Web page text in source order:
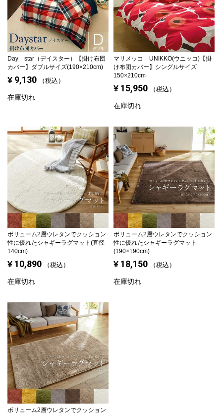
Day star（デイスター）【掛け布団
カバー】ダブルサイズ(190×210cm)
¥ 9,130 税込
在庫切れ
マリメッコ UNIKKO(ウニッコ)【掛
け布団カバー】シングルサイズ
150×210cm
¥ 15,950 税込
在庫切れ
ボリューム2層ウレタンでクッション
性に優れたシャギーラグマット(直径
140cm)
¥ 10,890 税込
在庫切れ
ボリューム2層ウレタンでクッション
性に優れたシャギーラグマット
(190×190cm)
¥ 18,150 税込
在庫切れ
ボリューム2層ウレタンでクッション